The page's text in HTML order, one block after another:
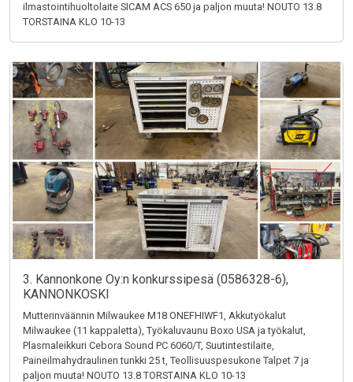
ilmastointihuoltolaite SICAM ACS 650 ja paljon muuta! NOUTO 13.8
TORSTAINA KLO 10-13
3. Kannonkone Oy:n konkurssipesä (0586328-6),
KANNONKOSKI
Mutterinväännin Milwaukee M18 ONEFHIWF1, Akkutyökalut
Milwaukee (11 kappaletta), Työkaluvaunu Boxo USA ja työkalut,
Plasmaleikkuri Cebora Sound PC 6060/T, Suutintestilaite,
Paineilmahydraulinen tunkki 25 t, Teollisuuspesukone Talpet 7 ja
paljon muuta! NOUTO 13.8 TORSTAINA KLO 10-13